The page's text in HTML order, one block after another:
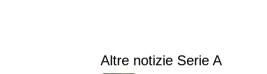
Altre notizie Serie A